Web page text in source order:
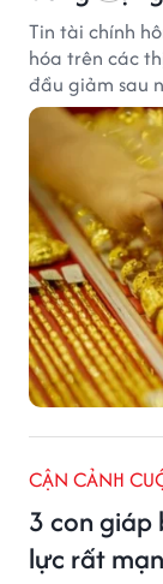
Tin tài chính
hóa trên các
đầu giảm sau
tại ngân hàng
đỉnh mới.
CẬN CẢNH
3 con giáp
lực rất